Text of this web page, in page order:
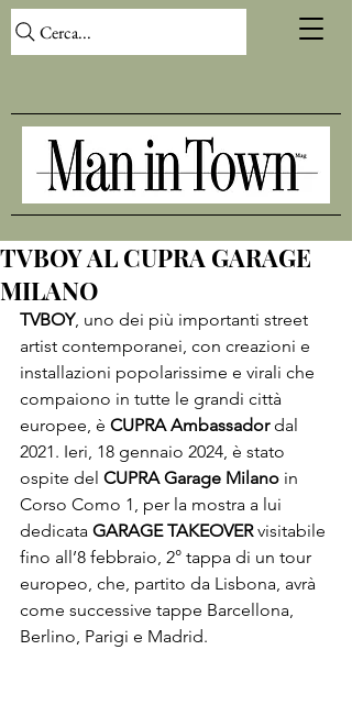
Cerca...
TVBOY AL CUPRA GARAGE
MILANO
TVBOY, uno dei più importanti street
artist contemporanei, con creazioni e
installazioni popolarissime e virali che
compaiono in tutte le grandi città
europee, è CUPRA Ambassador dal
2021. Ieri, 18 gennaio 2024, è stato
ospite del CUPRA Garage Milano in
Corso Como 1, per la mostra a lui
dedicata GARAGE TAKEOVER visitabile
fino all’8 febbraio, 2° tappa di un tour
europeo, che, partito da Lisbona, avrà
come successive tappe Barcellona,
Berlino, Parigi e Madrid.